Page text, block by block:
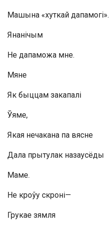
Машына «хуткай дапамогі».
Янанічым
Не дапаможа мне.
Мяне
Як быццам закапалі
Ўяме,
Якая нечакана па вясне
Дала прытулак назаусёды
Маме.
Не кроўу скроні—
Грукае зямля